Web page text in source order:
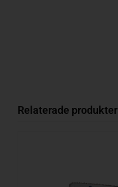
Relaterade produkter